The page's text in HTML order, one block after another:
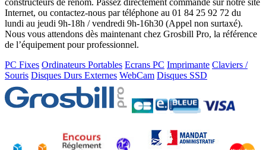
constructeurs de renom. Passez directement commande sur notre site
Internet, ou contactez-nous par téléphone au 01 84 25 92 72 du
lundi au jeudi 9h-18h / vendredi 9h-16h30 (Appel non surtaxé).
Nous vous attendons dès maintenant chez Grosbill Pro, la référence
de l’équipement pour professionnel.
PC Fixes Ordinateurs Portables Ecrans PC Imprimante Claviers /
Souris Disques Durs Externes WebCam Disques SSD